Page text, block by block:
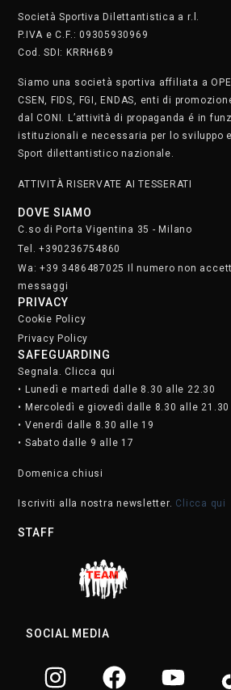
Cookie Policy
Privacy Policy
SAFEGUARDING
• Lunedì e martedì dalle 8.30 alle 22.30
• Mercoledì e giovedì dalle 8.30 alle 21.30
• Venerdì dalle 8.30 alle 19
• Sabato dalle 9 alle 17
STAFF
SOCIAL MEDIA